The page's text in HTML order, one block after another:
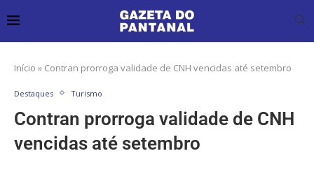
Início » Contran prorroga validade de CNH vencidas até setembro
Destaques Turismo
Contran prorroga validade de CNH
vencidas até setembro